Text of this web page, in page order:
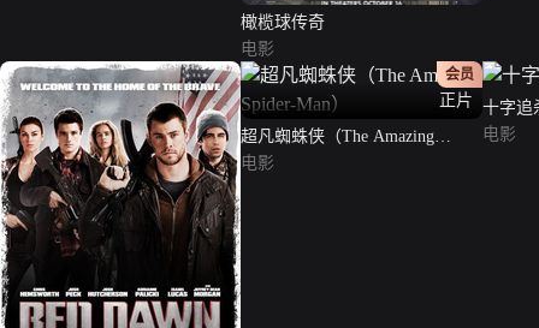
橄榄球传奇
电影
正片
会员
超凡蜘蛛侠（The Amazing
Spider-Man）
电影
十字追
电影